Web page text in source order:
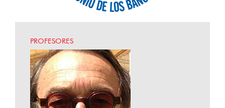
PROFESORES